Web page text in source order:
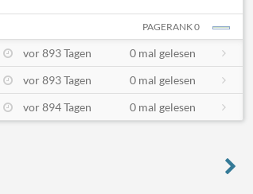
PAGERANK 0
vor 893 Tagen
0 mal gelesen
vor 893 Tagen
0 mal gelesen
vor 894 Tagen 0 mal gelesen